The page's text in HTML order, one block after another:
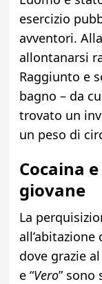
esercizio
avventori.
allontanarsi
Raggiunto e
bagno – da
trovato un
un peso di
Cocaina
giovane
La
all’abitazione
dove grazie
e “Vero”